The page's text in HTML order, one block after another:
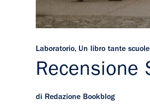
Laboratorio, Un libro tante scuole
Recensione
di Redazione Bookblog